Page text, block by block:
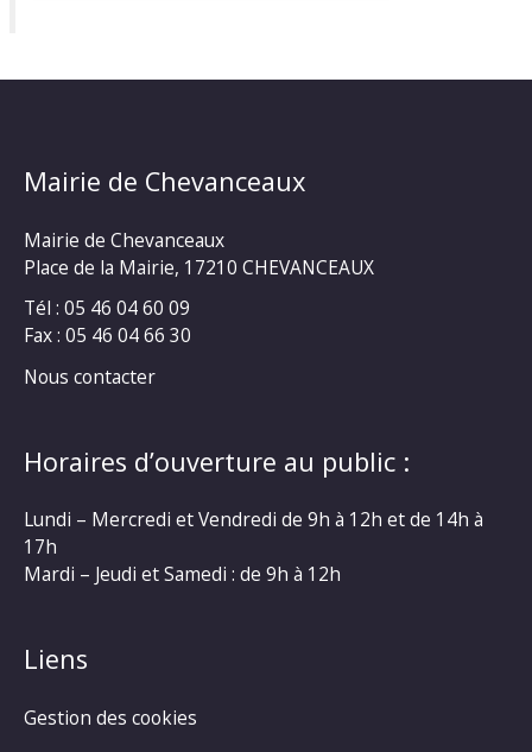
Mairie de Chevanceaux
Mairie de Chevanceaux
Place de la Mairie, 17210 CHEVANCEAUX
Tél : 05 46 04 60 09
Fax : 05 46 04 66 30
Nous contacter
Horaires d’ouverture au public :
Lundi – Mercredi et Vendredi de 9h à 12h et de 14h à
17h
Mardi – Jeudi et Samedi : de 9h à 12h
Liens
Gestion des cookies